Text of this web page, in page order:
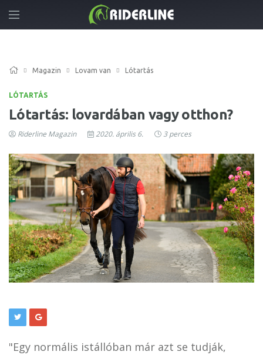
Magazin Lovam van Lótartás
LÓTARTÁS
Lótartás: lovardában vagy otthon?
Riderline Magazin 2020. április 6. 3 perces
"Egy normális istállóban már azt se tudják,